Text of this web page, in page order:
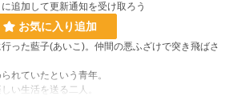
追加して更新通知を受け取ろう
お気に入り追加
った藍子(あいこ)。仲間の悪ふざけで突き飛ばさ
れていたという青年。
い生活を送る二人。